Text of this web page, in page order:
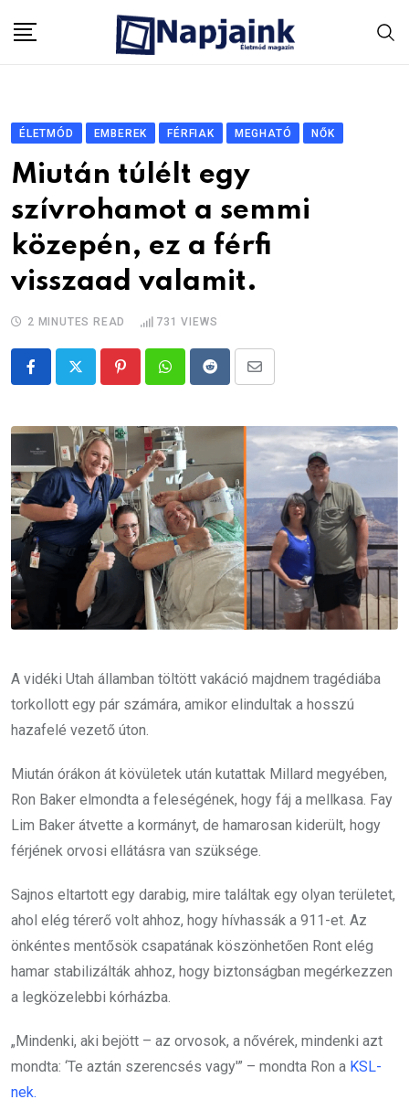
ÉLETMÓD EMBEREK FÉRFIAK MEGHATÓ NŐK
Miután túlélt egy
szívrohamot a semmi
közepén, ez a férfi
visszaad valamit.
2 MINUTES READ 731 VIEWS
PinterestWhatsappRedditShare
Email
A vidéki Utah államban töltött vakáció majdnem tragédiába
torkollott egy pár számára, amikor elindultak a hosszú
hazafelé vezető úton.
Miután órákon át kövületek után kutattak Millard megyében,
Ron Baker elmondta a feleségének, hogy fáj a mellkasa. Fay
Lim Baker átvette a kormányt, de hamarosan kiderült, hogy
férjének orvosi ellátásra van szüksége.
Sajnos eltartott egy darabig, mire találtak egy olyan területet,
ahol elég térerő volt ahhoz, hogy hívhassák a 911-et. Az
önkéntes mentősök csapatának köszönhetően Ront elég
hamar stabilizálták ahhoz, hogy biztonságban megérkezzen
a legközelebbi kórházba.
„Mindenki, aki bejött – az orvosok, a nővérek, mindenki azt
mondta: ‘Te aztán szerencsés vagy'” – mondta Ron a KSL-
nek.